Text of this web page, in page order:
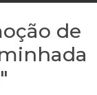
de